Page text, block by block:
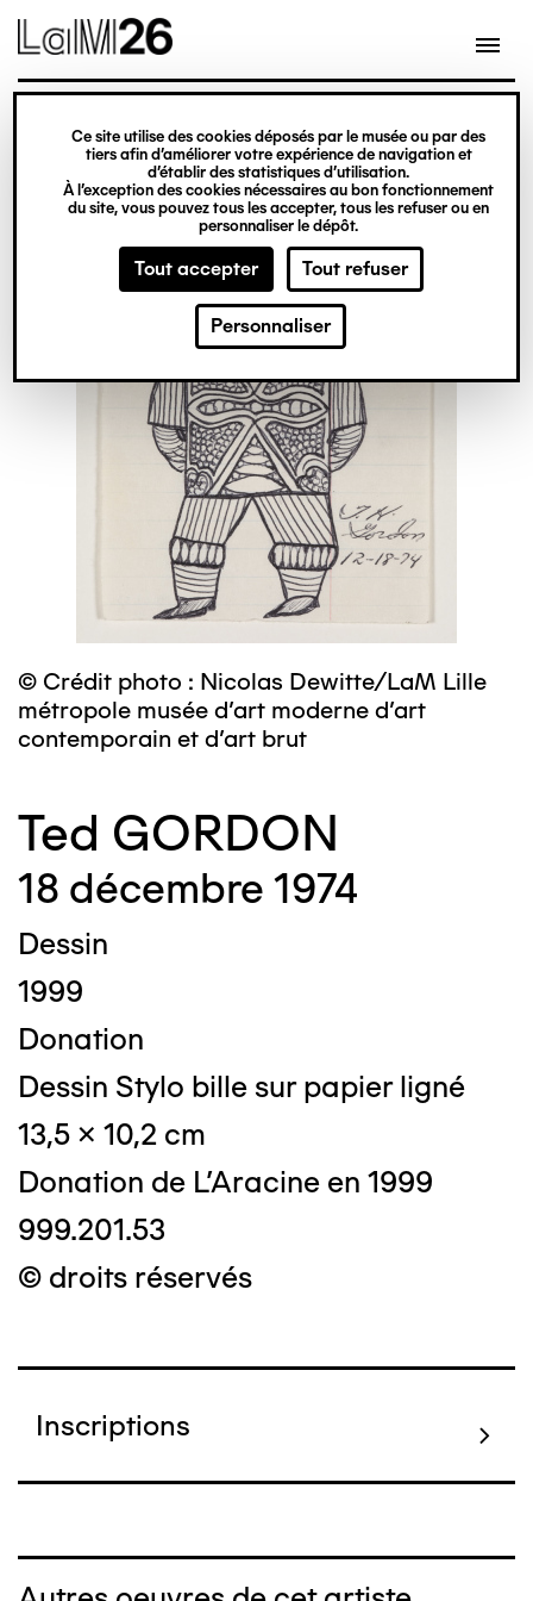
Gestion des cookies
Ce site utilise des cookies déposés par le musée ou par des
tiers afin d’améliorer votre expérience de navigation et
d’établir des statistiques d’utilisation.
À l’exception des cookies nécessaires au bon fonctionnement
du site, vous pouvez tous les accepter, tous les refuser ou en
personnaliser le dépôt.
Tout accepter Tout refuser
Personnaliser
contenu
© Crédit photo : Nicolas Dewitte/LaM Lille
métropole musée d’art moderne d’art
contemporain et d’art brut
Ted GORDON
18 décembre 1974
Dessin
1999
Donation
Dessin Stylo bille sur papier ligné
13,5 x 10,2 cm
Donation de L'Aracine en 1999
999.201.53
© droits réservés
Inscriptions